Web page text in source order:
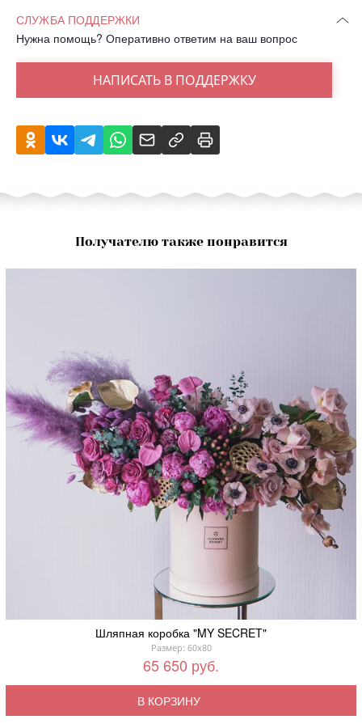
СЛУЖБА ПОДДЕРЖКИ
Нужна помощь? Оперативно ответим на ваш вопрос
НАПИСАТЬ В ПОДДЕРЖКУ
Получателю также понравится
Шляпная коробка "MY SECRET"
Размер: 60x80
65 650 руб.
В КОРЗИНУ